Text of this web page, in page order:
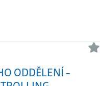
ODDĚLENÍ –